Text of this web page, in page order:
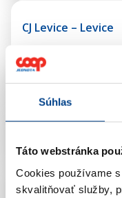
Súhlas
Táto webstránka
Cookies používame
skvalitňovať služby,
CJ Levice – Levice
CJ Liptovský
CJ Michalovce –